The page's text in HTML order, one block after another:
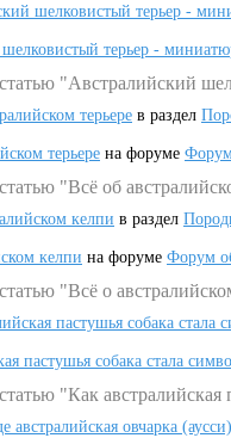
шелковистый терьер -
терьер -
"Австралийский
терьере в раздел
терьере на форуме
"Всё об
келпи в раздел
келпи на форуме Форум
"Всё о
пастушья собака
пастушья собака стала
"Как
австралийская овчарка (аусси)